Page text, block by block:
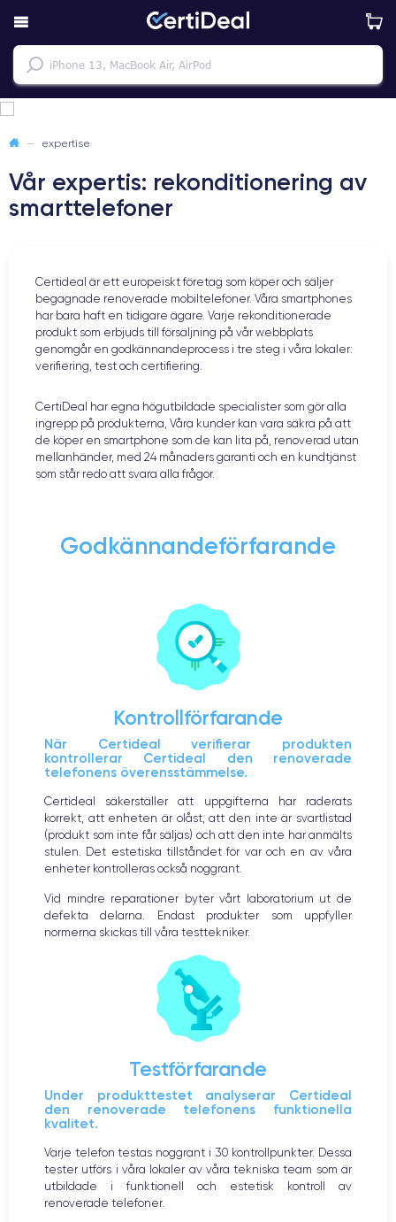
— expertise
Vår expertis: rekonditionering av
smarttelefoner
Certideal är ett europeiskt företag som köper och säljer
begagnade renoverade mobiltelefoner. Våra smartphones
har bara haft en tidigare ägare. Varje rekonditionerade
produkt som erbjuds till försäljning på vår webbplats
genomgår en godkännandeprocess i tre steg i våra lokaler:
verifiering, test och certifiering.
CertiDeal har egna högutbildade specialister som gör alla
ingrepp på produkterna, Våra kunder kan vara säkra på att
de köper en smartphone som de kan lita på, renoverad utan
mellanhänder, med 24 månaders garanti och en kundtjänst
som står redo att svara alla frågor.
Godkännandeförfarande
Kontrollförfarande
När Certideal verifierar produkten
kontrollerar Certideal den renoverade
telefonens överensstämmelse.
Certideal säkerställer att uppgifterna har raderats
korrekt, att enheten är olåst, att den inte är svartlistad
(produkt som inte får säljas) och att den inte har anmälts
stulen. Det estetiska tillståndet för var och en av våra
enheter kontrolleras också noggrant.
Vid mindre reparationer byter vårt laboratorium ut de
defekta delarna. Endast produkter som uppfyller
normerna skickas till våra testtekniker.
Testförfarande
Under produkttestet analyserar Certideal
den renoverade telefonens funktionella
kvalitet.
Varje telefon testas noggrant i 30 kontrollpunkter. Dessa
tester utförs i våra lokaler av våra tekniska team som är
utbildade i funktionell och estetisk kontroll av
renoverade telefoner.